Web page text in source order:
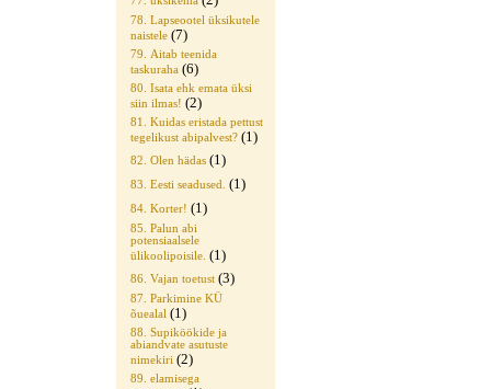
78. Lapseootel üksikutele
naistele (7)
79. Aitab teenida
taskuraha (6)
80. Isata ehk emata üksi
siin ilmas! (2)
81. Kuidas eristada pettust
tegelikust abipalvest? (1)
82. Olen hädas (1)
83. Eesti seadused. (1)
84. Korter! (1)
85. Palun abi
potensiaalsele
ülikoolipoisile. (1)
86. Vajan toetust (3)
87. Parkimine KÜ
õuealal (1)
88. Supiköökide ja
abiandvate asutuste
nimekiri (2)
89. elamisega